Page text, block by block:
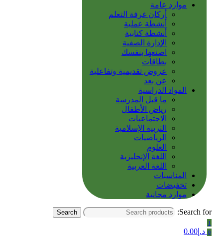
موارد عامة
أركان غرفة التعلم
أنشطة عملية
أنشطة كتابية
الإدارة الصفية
اصنعها بنفسك
بطاقات
عروض تقديمية وتفاعلية
عن بعد
المواد الدراسية
ما قبل المدرسة
رياض الأطفال
الاجتماعيات
التربية الإسلامية
الرياضيات
العلوم
اللغة الإنجليزية
اللغة العربية
المناسبات
تخفيضات
موارد مجانية
Search for:
Search
1
0 د.إ 0.00